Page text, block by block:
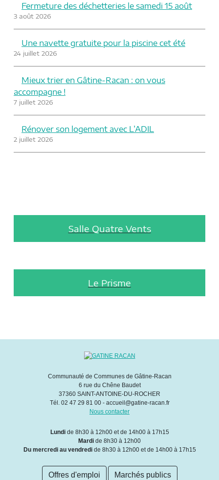
Fermeture des déchetteries le samedi 15 août
3 août 2026
Une navette gratuite pour la piscine cet été
24 juillet 2026
Mieux trier en Gâtine-Racan : on vous
accompagne !
7 juillet 2026
Rénover son logement avec L’ADIL
2 juillet 2026
Salle Quatre Vents
Le Prisme
Communauté de Communes de Gâtine-Racan
6 rue du Chêne Baudet
37360 SAINT-ANTOINE-DU-ROCHER
Tél. 02 47 29 81 00 - accueil@gatine-racan.fr
Nous contacter
Lundide 8h30 à 12h00 et de 14h00 à 17h15
Mardi de 8h30 à 12h00
Du mercredi au vendredide 8h30 à 12h00 et de 14h00 à 17h15
Offres d'emploi Marchés publics